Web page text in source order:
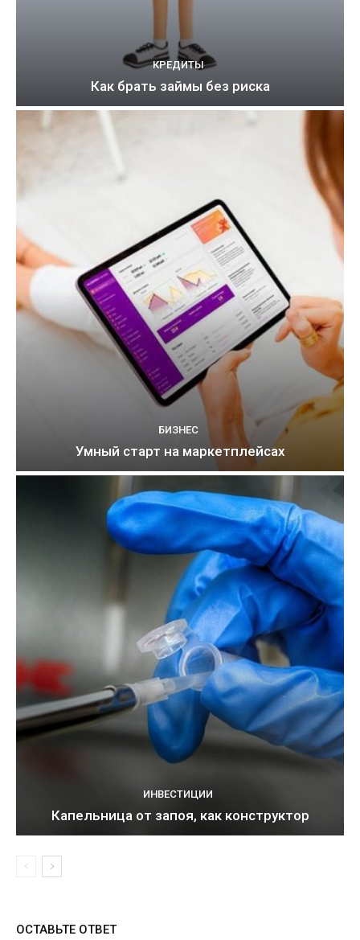
КРЕДИТЫ
Как брать займы без риска
БИЗНЕС
Умный старт на маркетплейсах
ИНВЕСТИЦИИ
Капельница от запоя, как конструктор
ОСТАВЬТЕ ОТВЕТ